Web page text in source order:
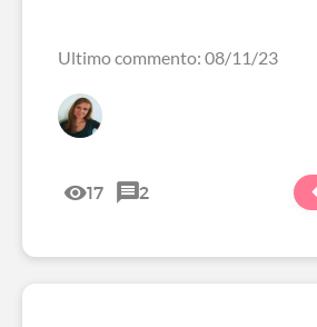
Ultimo commento: 08/11/23
17 2